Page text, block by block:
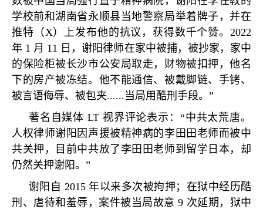
学校前和湖南省永顺县当地警察局举着牌子，并在
推特（X）上发布他的抗议，获得数千个赞。2022
年 1 月 11 日，谢阳律师在家中被捕，被抄家，家中
的保险柜被长沙市公安局取走，财物被扣押，他名
下的房产被冻结。他不能通信、被戴脚链、手铐、
被言语侮辱、被包夹......当局用酷刑手段。 ”
著名自媒体 LT 视界评论表示： “中共太荒唐。
人权律师谢阳因声援被精神病的李田田老师而被中
共关押，目前中共放了李田田老师到留学日本，却
仍然关押谢阳。 ”
谢阳自 2015年以来多次被拘押；在狱中经历酷
刑、虐待和羞辱，案件被当局故意 9 次延期，狱中